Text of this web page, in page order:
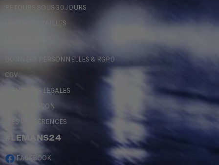
RETOURS SOUS 30 JOURS
GUIDE DES TAILLES
DONNÉES PERSONNELLES & RGPD
CGV
MENTIONS LÉGALES
CONTREFAÇON
MES PRÉFÉRENCES
#LEMANS24
FACEBOOK